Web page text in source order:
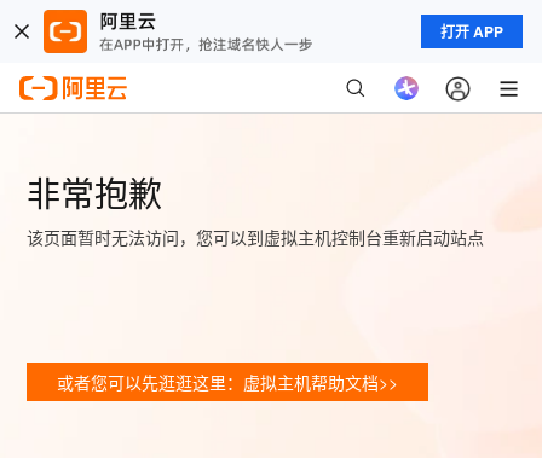
打开 APP
非常抱歉
该页面暂时无法访问，您可以到虚拟主机控制台重新启动站点
或者您可以先逛逛这里：虚拟主机帮助文档>>